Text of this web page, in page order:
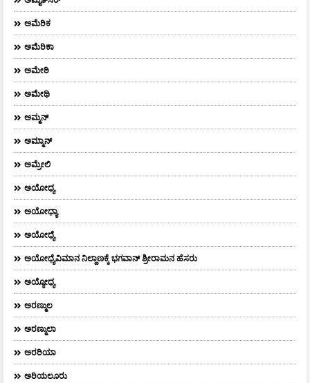
ಅಮೆರಿಕ
ಅಮೆರಿಕಾ
ಅಮೇಠಿ
ಅಮೇಥಿ
ಅಮ್ಮನ್‌
ಅಮ್ಮಾನ್
ಅಮ್ರೇಲಿ
ಅಯೋಧ್ಯ
ಅಯೋಧ್ಯಾ
ಅಯೋಧ್ಯೆ
ಅಯೋಧ್ಯೆವಿಮಾನ ನಿಲ್ದಾಣಕ್ಕೆ ಭಗವಾನ್ ಶ್ರೀರಾಮನ ಹೆಸರು
ಅಯ್ಯೋಧ್ಯ
ಅರಣ್ಮುಲ
ಅರಣ್ಮುಲಾ
ಅರರಿಯಾ
ಅರಿಯಲೂರು